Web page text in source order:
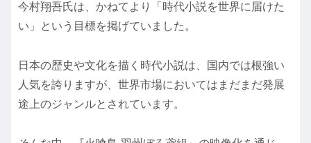
今村翔吾氏は、かねてより「時代小説を世界に届けた
い」という目標を掲げていました。
日本の歴史や文化を描く時代小説は、国内では根強い
人気を誇りますが、世界市場においてはまだまだ発展
途上のジャンルとされています。